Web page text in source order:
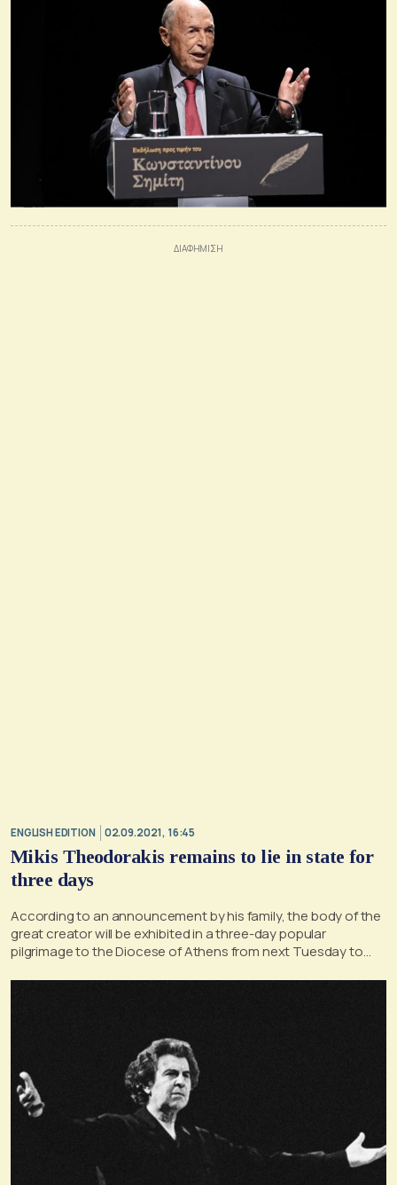
ENGLISH EDITION 02.09.2021, 16:45
Mikis Theodorakis remains to lie in state for
three days
According to an announcement by his family, the body of the
great creator will be exhibited in a three-day popular
pilgrimage to the Diocese of Athens from next Tuesday to